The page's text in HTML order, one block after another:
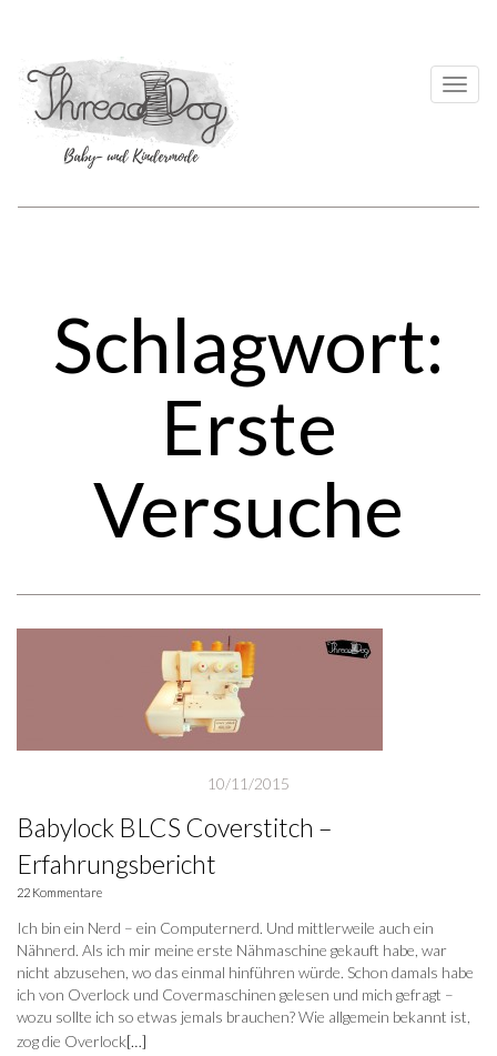
Schlagwort:
Erste
Versuche
10/11/2015
Babylock BLCS Coverstitch –
Erfahrungsbericht
22 Kommentare
Ich bin ein Nerd – ein Computernerd. Und mittlerweile auch ein
Nähnerd. Als ich mir meine erste Nähmaschine gekauft habe, war
nicht abzusehen, wo das einmal hinführen würde. Schon damals habe
ich von Overlock und Covermaschinen gelesen und mich gefragt –
wozu sollte ich so etwas jemals brauchen? Wie allgemein bekannt ist,
zog die Overlock[…]